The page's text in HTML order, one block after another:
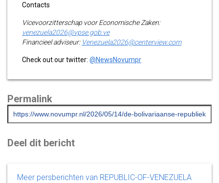
Contacts
Vicevoorzitterschap voor Economische Zaken:
venezuela2026@vpse.gob.ve
Financieel adviseur: Venezuela2026@centerview.com
Check out our twitter: @NewsNovumpr
Permalink
Deel dit bericht
Meer persberichten van REPUBLIC-OF-VENEZUELA